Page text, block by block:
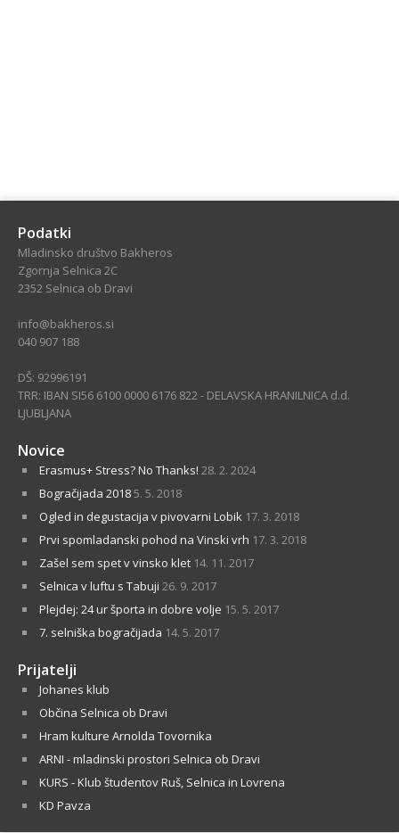
Podatki
Mladinsko društvo Bakheros
Zgornja Selnica 2C
2352 Selnica ob Dravi
info@bakheros.si
040 907 188
DŠ: 92996191
TRR: IBAN SI56 6100 0000 6176 822 - DELAVSKA HRANILNICA d.d.
LJUBLJANA
Novice
Erasmus+ Stress? No Thanks! 28. 2. 2024
Bogračijada 20185. 5. 2018
Ogled in degustacija v pivovarni Lobik 17. 3. 2018
Prvi spomladanski pohod na Vinski vrh 17. 3. 2018
Zašel sem spet v vinsko klet 14. 11. 2017
Selnica v luftu s Tabuji 26. 9. 2017
Plejdej: 24 ur športa in dobre volje 15. 5. 2017
7. selniška bogračijada 14. 5. 2017
Prijatelji
Johanes klub
Občina Selnica ob Dravi
Hram kulture Arnolda Tovornika
ARNI - mladinski prostori Selnica ob Dravi
KURS - Klub študentov Ruš, Selnica in Lovrena
KD Pavza